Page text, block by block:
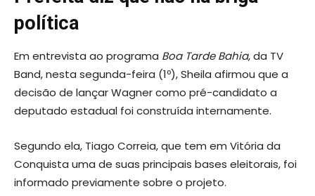
política
Em entrevista ao programa Boa Tarde Bahia, da TV
Band, nesta segunda-feira (1º), Sheila afirmou que a
decisão de lançar Wagner como pré-candidato a
deputado estadual foi construída internamente.
Segundo ela, Tiago Correia, que tem em Vitória da
Conquista uma de suas principais bases eleitorais, foi
informado previamente sobre o projeto.